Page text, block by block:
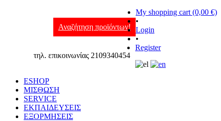
Αναζήτηση προϊόντων!
τηλ. επικοινωνίας 2109340454
My shopping cart (0,00 €)
•
Login
•
Register
ESHOP
ΜΙΣΘΩΣΗ
SERVICE
ΕΚΠΑΙΔΕΥΣΕΙΣ
ΕΞΟΡΜΗΣΕΙΣ